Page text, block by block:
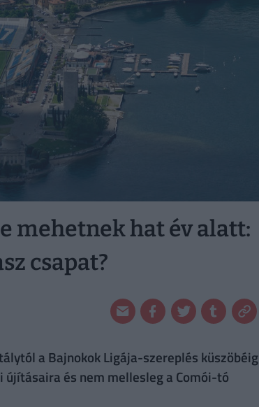
mehetnek hat év alatt:
csapat?
a Bajnokok Ligája-szereplés küszöbéig
és nem mellesleg a Comói-tó